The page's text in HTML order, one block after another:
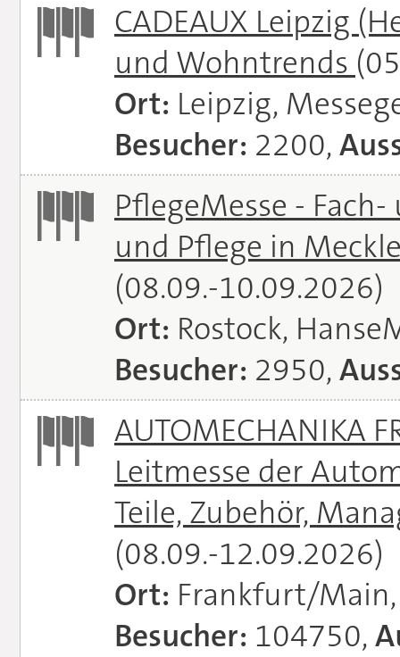
CADEAUX Leipzig
und Wohntrends
Ort: Leipzig,
Besucher: 2200,
PflegeMesse -
und Pflege in
(08.09.-10.09.2026)
Ort: Rostock,
Besucher: 2950,
AUTOMECHANIKA
Leitmesse der
Teile, Zubehör,
(08.09.-12.09.2026)
Ort: Frankfurt/
Besucher: 104750,